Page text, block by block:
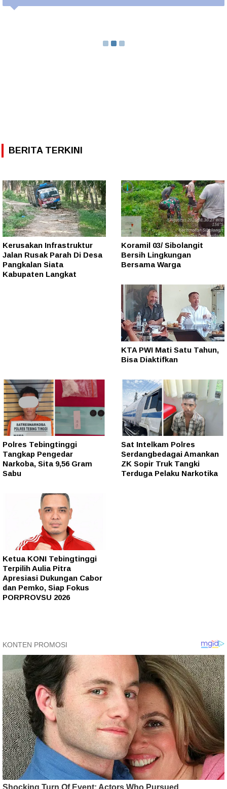
BERITA TERKINI
Kerusakan Infrastruktur
Jalan Rusak Parah Di Desa
Pangkalan Siata
Kabupaten Langkat
Koramil 03/ Sibolangit
Bersih Lingkungan
Bersama Warga
KTA PWI Mati Satu Tahun,
Bisa Diaktifkan
Polres Tebingtinggi
Tangkap Pengedar
Narkoba, Sita 9,56 Gram
Sabu
Sat Intelkam Polres
Serdangbedagai Amankan
ZK Sopir Truk Tangki
Terduga Pelaku Narkotika
Ketua KONI Tebingtinggi
Terpilih Aulia Pitra
Apresiasi Dukungan Cabor
dan Pemko, Siap Fokus
PORPROVSU 2026